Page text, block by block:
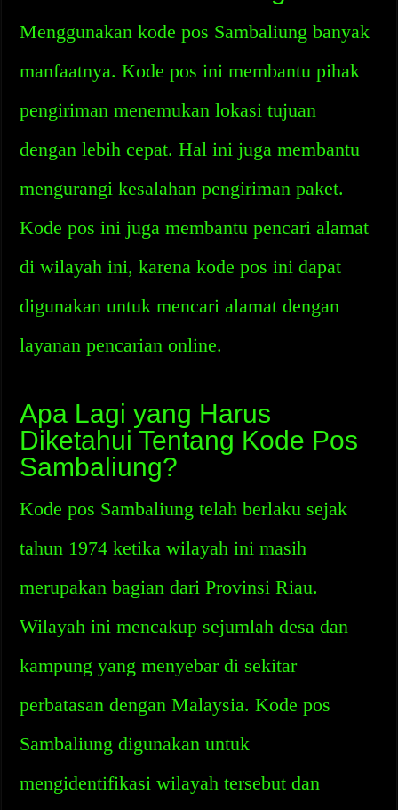
Menggunakan kode pos Sambaliung banyak
manfaatnya. Kode pos ini membantu pihak
pengiriman menemukan lokasi tujuan
dengan lebih cepat. Hal ini juga membantu
mengurangi kesalahan pengiriman paket.
Kode pos ini juga membantu pencari alamat
di wilayah ini, karena kode pos ini dapat
digunakan untuk mencari alamat dengan
layanan pencarian online.
Apa Lagi yang Harus
Diketahui Tentang Kode Pos
Sambaliung?
Kode pos Sambaliung telah berlaku sejak
tahun 1974 ketika wilayah ini masih
merupakan bagian dari Provinsi Riau.
Wilayah ini mencakup sejumlah desa dan
kampung yang menyebar di sekitar
perbatasan dengan Malaysia. Kode pos
Sambaliung digunakan untuk
mengidentifikasi wilayah tersebut dan